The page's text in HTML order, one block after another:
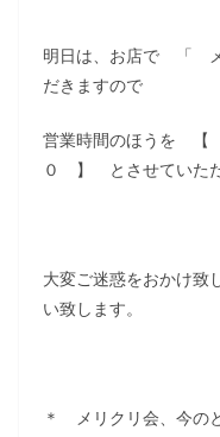
明日は、お店で 「
だきますので
営業時間のほうを
０ 】 とさせていただ
大変ご迷惑をおかけ致
い致します。
＊ メリクリ会、今